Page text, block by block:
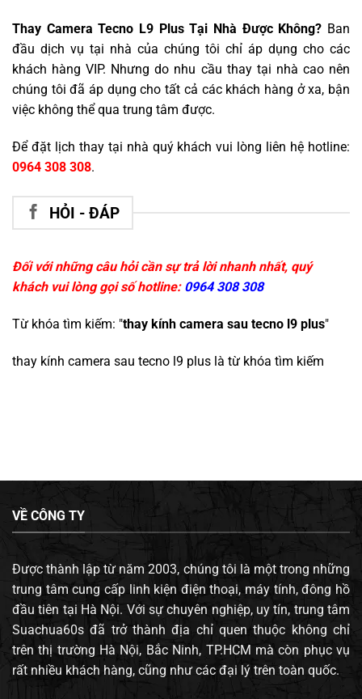
Thay Camera Tecno L9 Plus Tại Nhà Được Không? Ban
đầu dịch vụ tại nhà của chúng tôi chỉ áp dụng cho các
khách hàng VIP. Nhưng do nhu cầu thay tại nhà cao nên
chúng tôi đã áp dụng cho tất cả các khách hàng ở xa, bận
việc không thể qua trung tâm được.
Để đặt lịch thay tại nhà quý khách vui lòng liên hệ hotline:
0964 308 308.
HỎI - ĐÁP
Đối với những câu hỏi cần sự trả lời nhanh nhất, quý
khách vui lòng gọi số hotline: 0964 308 308
Từ khóa tìm kiếm: "thay kính camera sau tecno l9 plus"
thay kính camera sau tecno l9 plus là từ khóa tìm kiếm
VỀ CÔNG TY
Được thành lập từ năm 2003, chúng tôi là một trong những
trung tâm cung cấp linh kiện điện thoại, máy tính, đông hồ
đầu tiên tại Hà Nội. Với sự chuyên nghiệp, uy tín, trung tâm
Suachua60s đã trở thành địa chỉ quen thuộc không chỉ
trên thị trường Hà Nội, Bắc Ninh, TP.HCM mà còn phục vụ
rất nhiều khách hàng, cũng như các đại lý trên toàn quốc.